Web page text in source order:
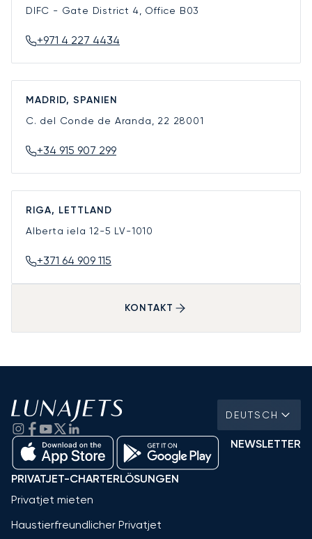
DIFC - Gate District 4, Office B03
+971 4 227 4434
MADRID, SPANIEN
C. del Conde de Aranda, 22 28001
+34 915 907 299
RIGA, LETTLAND
Alberta iela 12-5 LV-1010
+371 64 909 115
KONTAKT
DEUTSCH
NEWSLETTER
PRIVATJET-CHARTERLÖSUNGEN
Privatjet mieten
Haustierfreundlicher Privatjet